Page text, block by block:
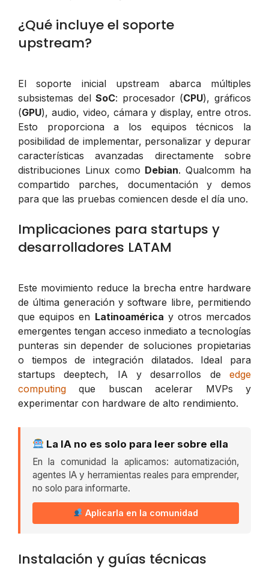
¿Qué incluye el soporte
upstream?
El soporte inicial upstream abarca múltiples
subsistemas delSoC: procesador (CPU), gráficos
(GPU), audio, video, cámara y display, entre otros.
Esto proporciona a los equipos técnicos la
posibilidad de implementar, personalizar y depurar
características avanzadas directamente sobre
distribuciones Linux como Debian. Qualcomm ha
compartido parches, documentación y demos
para que las pruebas comiencen desde el día uno.
Implicaciones para startups y
desarrolladores LATAM
Este movimiento reduce la brecha entre hardware
de última generación y software libre, permitiendo
que equipos en Latinoamérica y otros mercados
emergentes tengan acceso inmediato a tecnologías
punteras sin depender de soluciones propietarias
o tiempos de integración dilatados. Ideal para
startups deeptech, IA y desarrollos de edge
computing que buscan acelerar MVPs y
experimentar con hardware de alto rendimiento.
La IA no es solo para leer sobre ella
En la comunidad la aplicamos: automatización,
agentes IA y herramientas reales para emprender,
no solo para informarte.
Aplicarla en la comunidad
Instalación y guías técnicas